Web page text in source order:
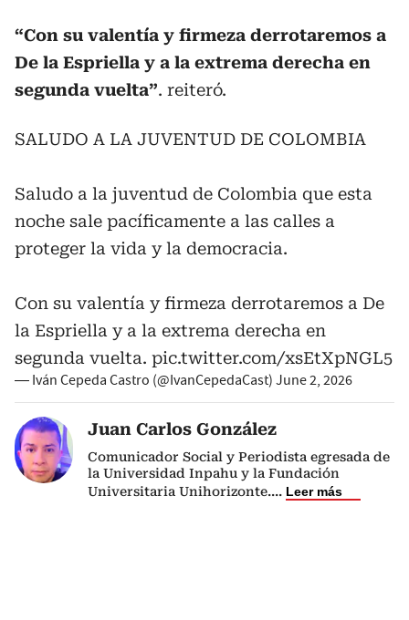
“Con su valentía y firmeza derrotaremos a
De la Espriella y a la extrema derecha en
segunda vuelta”. reiteró.
SALUDO A LA JUVENTUD DE COLOMBIA
Saludo a la juventud de Colombia que esta
noche sale pacíficamente a las calles a
proteger la vida y la democracia.
Con su valentía y firmeza derrotaremos a De
la Espriella y a la extrema derecha en
segunda vuelta. pic.twitter.com/xsEtXpNGL5
— Iván Cepeda Castro (@IvanCepedaCast) June 2, 2026
Juan Carlos González
Comunicador Social y Periodista egresada de
la Universidad Inpahu y la Fundación
Universitaria Unihorizonte.... Leer más